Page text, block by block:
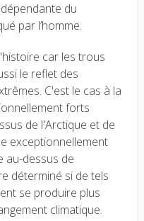
du
par l’homme.
car les trous
le reflet des
C'est le cas à la
forts
de l'Arctique et de
exceptionnellement
au-dessus de
déterminé si de tels
se produire plus
climatique.